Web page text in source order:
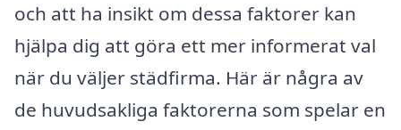
och att ha insikt om dessa faktorer kan
hjälpa dig att göra ett mer informerat val
när du väljer städfirma. Här är några av
de huvudsakliga faktorerna som spelar en